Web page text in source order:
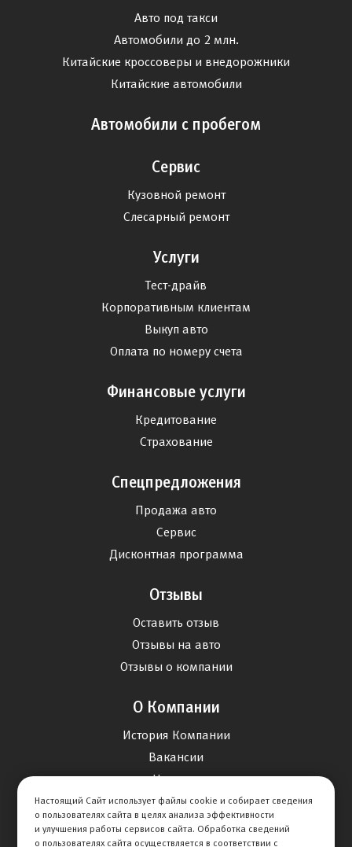
Авто под такси
Автомобили до 2 млн.
Китайские кроссоверы и внедорожники
Китайские автомобили
Автомобили с пробегом
Сервис
Кузовной ремонт
Слесарный ремонт
Услуги
Тест-драйв
Корпоративным клиентам
Выкуп авто
Оплата по номеру счета
Финансовые услуги
Кредитование
Страхование
Спецпредложения
Продажа авто
Сервис
Дисконтная программа
Отзывы
Оставить отзыв
Отзывы на авто
Отзывы о компании
О Компании
История Компании
Вакансии
Новости
Карта сайта
Настоящий Сайт использует файлы cookie и собирает сведения
о пользователях сайта в целях анализа эффективности
и улучшения работы сервисов сайта. Обработка сведений
о пользователях сайта осуществляется в соответствии с